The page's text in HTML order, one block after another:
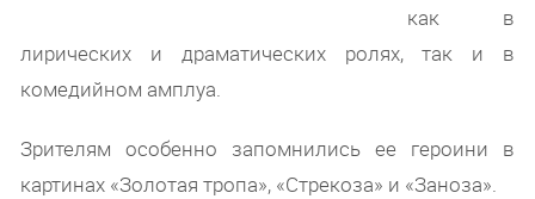
как в
лирических и драматических ролях, так и в
комедийном амплуа.
Зрителям особенно запомнились ее героини в
картинах «Золотая тропа», «Стрекоза» и «Заноза».